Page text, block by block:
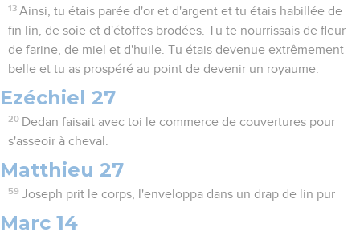
13 Ainsi, tu étais parée d'or et d'argent et tu étais habillée de
fin lin, de soie et d'étoffes brodées. Tu te nourrissais de fleur
de farine, de miel et d'huile. Tu étais devenue extrêmement
belle et tu as prospéré au point de devenir un royaume.
Ezéchiel 27
20 Dedan faisait avec toi le commerce de couvertures pour
s'asseoir à cheval.
Matthieu 27
59 Joseph prit le corps, l'enveloppa dans un drap de lin pur
Marc 14